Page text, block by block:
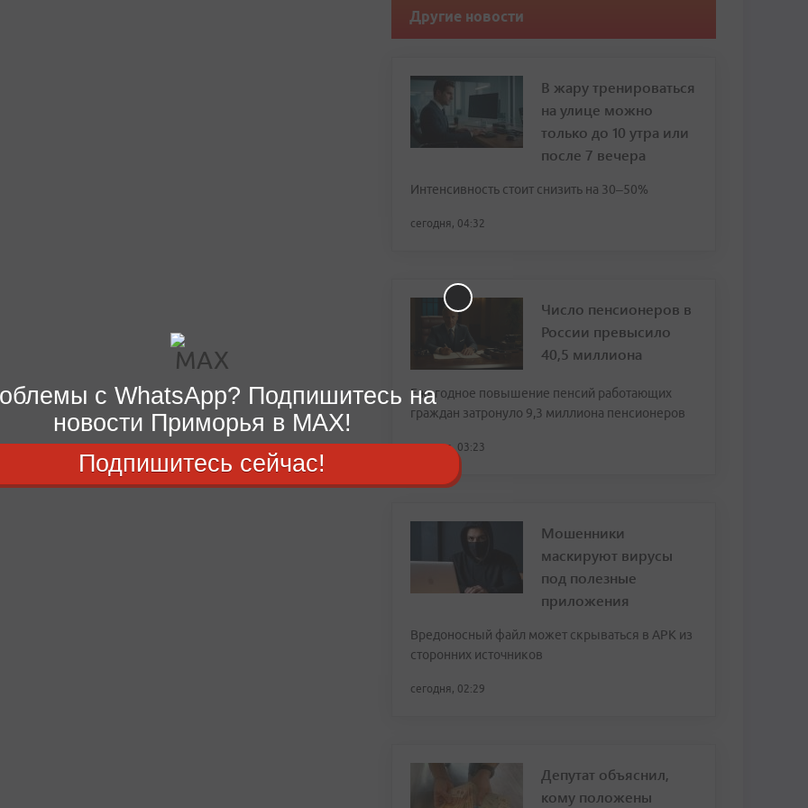
Другие новости
В жару тренироваться
на улице можно
только до 10 утра или
после 7 вечера
Интенсивность стоит снизить на 30–50%
сегодня, 04:32
Число пенсионеров в
России превысило
40,5 миллиона
Ежегодное повышение пенсий работающих
граждан затронуло 9,3 миллиона пенсионеров
сегодня, 03:23
Мошенники
маскируют вирусы
под полезные
приложения
Вредоносный файл может скрываться в APK из
сторонних источников
сегодня, 02:29
Депутат объяснил,
кому положены
с WhatsApp? Подпишитесь на
новости Приморья в MAX!
Подпишитесь сейчас!